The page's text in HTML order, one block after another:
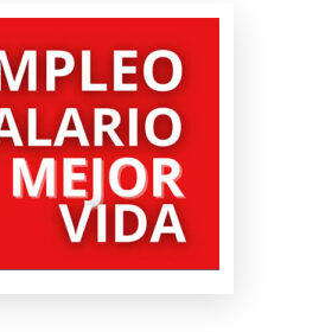
SALUD LABORAL
Procedimiento práctico ante
roja por calor
+ INFO